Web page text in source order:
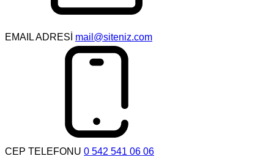
EMAIL ADRESİ mail@siteniz.com
CEP TELEFONU 0 542 541 06 06